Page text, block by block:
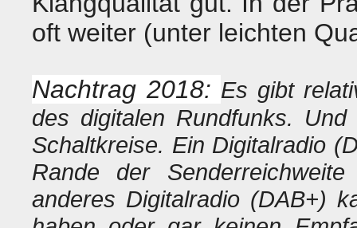
oft weiter (unter leichten
Nachtrag 2018: Es gibt
des digitalen Rundfunks.
Schaltkreise. Ein Digitalradio
Rande der
anderes Digitalradio (DAB+)